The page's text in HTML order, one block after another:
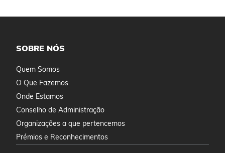
SOBRE NÓS
Quem Somos
O Que Fazemos
Onde Estamos
Conselho de Administração
Organizações a que pertencemos
Prémios e Reconhecimentos